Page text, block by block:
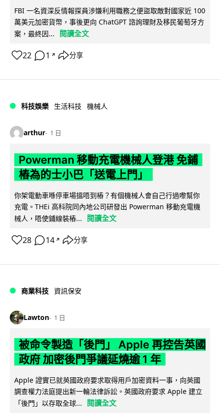
FBI 一名資深反情報探員涉嫌利用職務之便盜取敵對國家近 100
萬美元加密貨幣，事後更向 ChatGPT 諮詢理財及移民葡萄牙方
案，最終因...
閱讀全文
22 1 ↗ 分享
科技娛樂 生活科技 機械人
arthur 1 日
Powerman 移動充電機械人登港 免鋪
樁為的士小巴「送電上門」
你架電動車喺停車場搵唔到樁？有個機械人會自己行過嚟幫你
充電。THEi 高科院同內地公司研發出 Powerman 移動充電機
械人，唔使鋪線裝樁...
閱讀全文
28 14 ↗ 分享
商業科技 資訊保安
Lawton 1 日
被命令製造「後門」 Apple 再控告英國
政府 加密後門爭議延燒逾 1 年
Apple 證實已就英國政府要求取得用戶加密資料一事，向英國
調查權力法庭提出新一輪法律訴訟。英國政府要求 Apple 建立
「後門」以存取全球...
閱讀全文